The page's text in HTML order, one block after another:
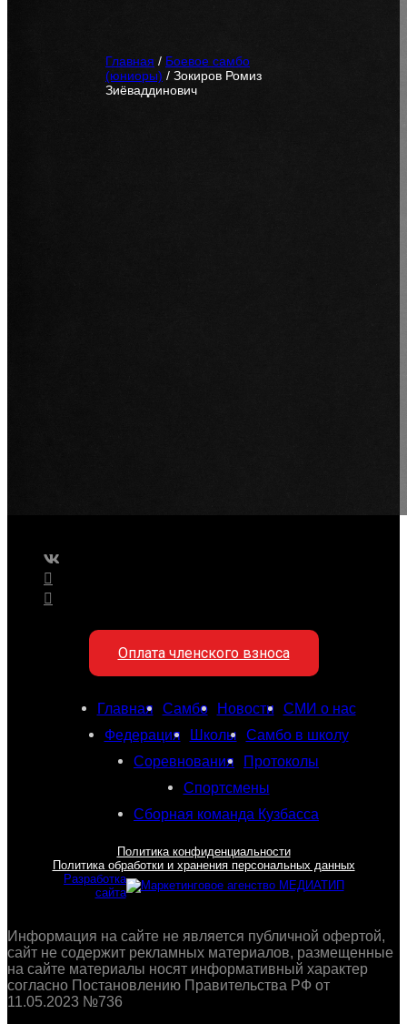
Главная / Боевое самбо
(юниоры) / Зокиров Ромиз
Зиёваддинович
Оплата членского взноса
Главная Самбо Новости
СМИ о нас
Федерация
Школы
Самбо в школу
Соревнования
Протоколы
Спортсмены
Сборная команда Кузбасса
Политика конфиденциальности
Политика обработки и хранения персональных данных
Разработка
сайта
Информация на сайте не является публичной офертой,
сайт не содержит рекламных материалов, размещенные
на сайте материалы носят информативный характер
согласно Постановлению Правительства РФ от
11.05.2023 №736